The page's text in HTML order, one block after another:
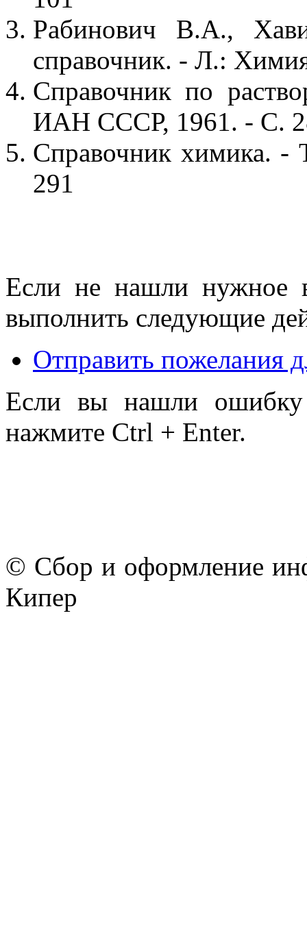
Рабинович В.А.,
справочник. - Л.:
Справочник по
ИАН СССР, 1961. - С.
Справочник химика.
291
Если не нашли нужное
выполнить следующие
Отправить пожелания
Если вы нашли ошибку
нажмите Ctrl + Enter.
© Сбор и оформление
Кипер